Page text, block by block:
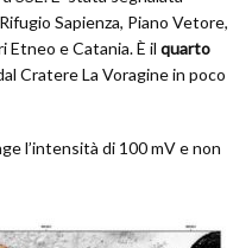
Sapienza, Piano Vetore,
Etneo e Catania. È il quarto
Cratere La Voragine in poco
l’intensità di 100 mV e non